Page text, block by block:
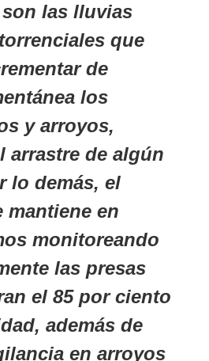
las lluvias
que
de
los
y arroyos,
arrastre de algún
lo demás, el
mantiene en
monitoreando
las presas
el 85 por ciento
además de
en arroyos